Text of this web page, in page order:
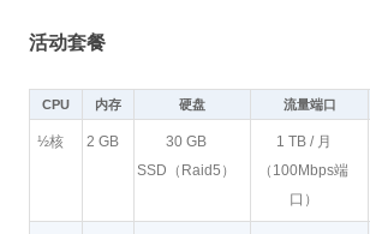
活动套餐
CPU 内存 硬盘 流量端口
½核 2 GB
30 GB
SSD（Raid5）
1 TB / 月
（100Mbps端
口）